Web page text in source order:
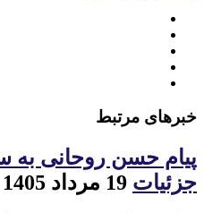
خبرهای مرتبط
پیام حسن روحانی
جزئیات